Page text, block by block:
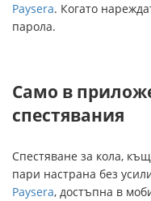
Paysera. Когато
парола.
Само в
спестявания
Спестяване за кола,
пари настрана без
Paysera, достъпна в